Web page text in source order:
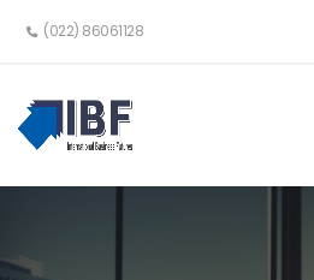
(022) 86061128